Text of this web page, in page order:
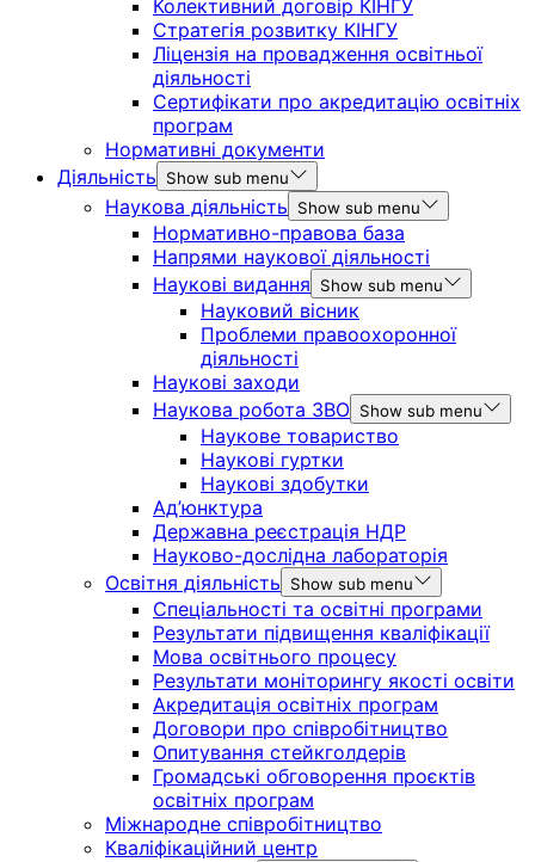
Колективний договір КІНГУ
Стратегія розвитку КІНГУ
Ліцензія на провадження освітньої
діяльності
Сертифікати про акредитацію освітніх
програм
Нормативні документи
Діяльність
Show sub menu
Наукова діяльність Show sub menu
Нормативно-правова база
Напрями наукової діяльності
Наукові видання
Show sub menu
Науковий вісник
Проблеми правоохоронної
діяльності
Наукові заходи
Наукова робота ЗВО Show sub menu
Наукове товариство
Наукові гуртки
Наукові здобутки
Ад’юнктура
Державна реєстрація НДР
Науково-дослідна лабораторія
Освітня діяльність
Show sub menu
Спеціальності та освітні програми
Результати підвищення кваліфікації
Мова освітнього процесу
Результати моніторингу якості освіти
Акредитація освітніх програм
Договори про співробітництво
Опитування стейкголдерів
Громадські обговорення проєктів
освітніх програм
Міжнародне співробітництво
Кваліфікаційний центр